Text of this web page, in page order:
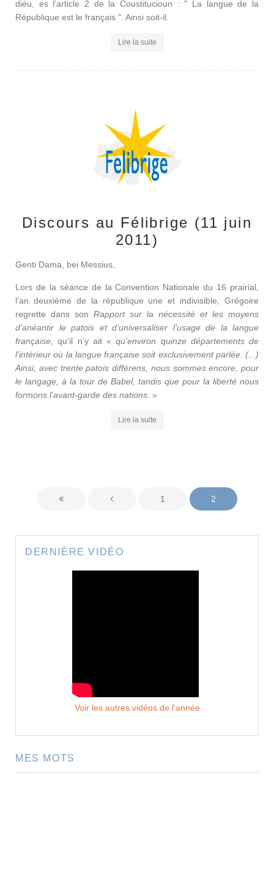
diéu, es l'article 2 de la Coustitucioun : " La langue de la
République est le français ". Ainsi soit-il.
Lire la suite
Discours au Félibrige (11 juin
2011)
Genti Dama, bei Messius,
Lors de la séance de la Convention Nationale du 16 prairial,
l’an deuxième de la république une et indivisible, Grégoire
regrette dans son Rapport sur la nécessité et les moyens
d’anéantir le patois et d’universaliser l’usage de la langue
française,
qu’il n’y ait «qu’environ quinze départements de
l’intérieur où la langue française soit exclusivement parlée. (...)
Ainsi, avec trente patois différens, nous sommes encore, pour
le langage, à la tour de Babel, tandis que pour la liberté nous
formons l’avant-garde des nations. »
Lire la suite
1 2
DERNIÈRE VIDÉO
Voir les autres vidéos de l'année
MES MOTS